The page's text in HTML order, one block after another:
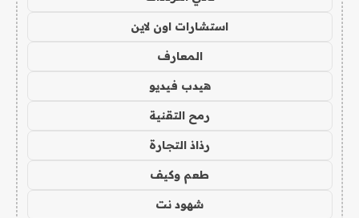
استشارات اون لاين
المعارف
هيدب فيديو
رمح التقنية
رذاذ التجارة
طعم وكيف
شهود نت